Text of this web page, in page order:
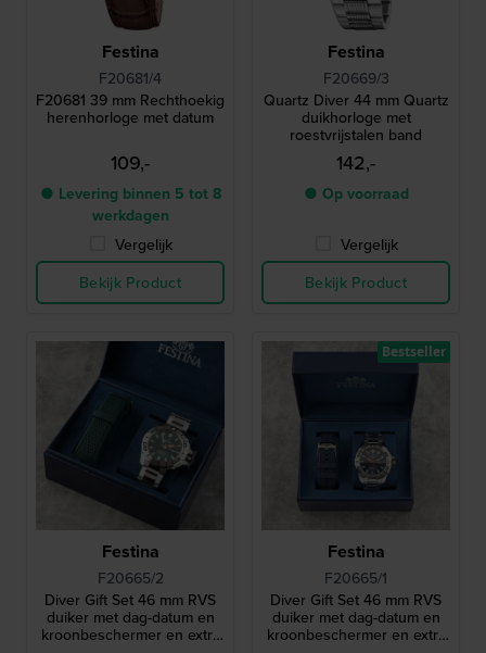
Festina
F20681/4
F20681 39 mm Rechthoekig
herenhorloge met datum
109,-
● Levering binnen 5 tot 8
werkdagen
Vergelijk
Bekijk Product
Festina
F20669/3
Quartz Diver 44 mm Quartz
duikhorloge met
roestvrijstalen band
142,-
● Op voorraad
Vergelijk
Bekijk Product
Festina
F20665/2
Diver Gift Set 46 mm RVS
duiker met dag-datum en
kroonbeschermer en extra
Festina
F20665/1
Diver Gift Set 46 mm RVS
duiker met dag-datum en
kroonbeschermer en extra
Bestseller